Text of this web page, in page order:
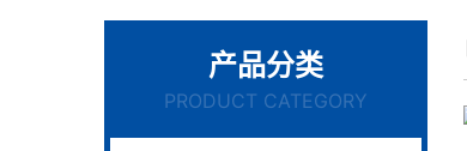
产品分类
PRODUCT CATEGORY